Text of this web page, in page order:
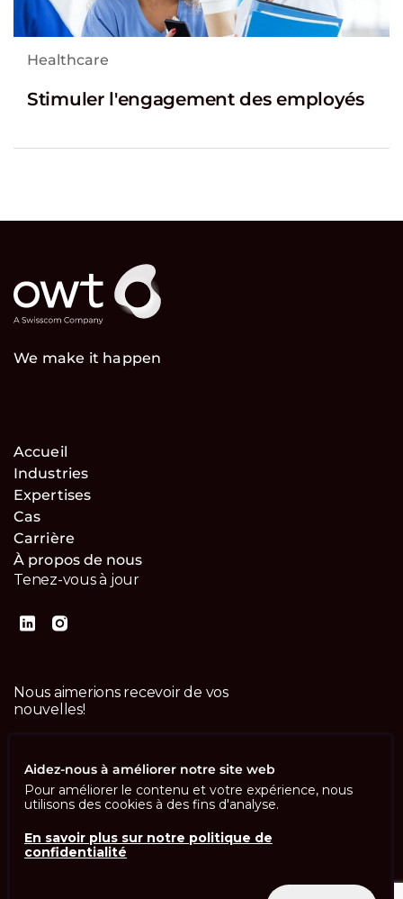
Healthcare
Stimuler l'engagement des employés
We make it happen
Accueil
Industries
Expertises
Cas
Carrière
À propos de nous
Tenez-vous à jour
Nous aimerions recevoir de vos
nouvelles!
Imprint
Aidez-nous à améliorer notre site web
Pour améliorer le contenu et votre expérience, nous
utilisons des cookies à des fins d'analyse.
En savoir plus sur notre politique de
confidentialité